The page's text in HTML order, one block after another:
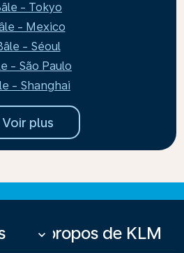
- Tokyo
- Mexico
- Séoul
- São Paulo
- Shanghai
Voir plus
À propos de KLM
keyboard_arrow_down